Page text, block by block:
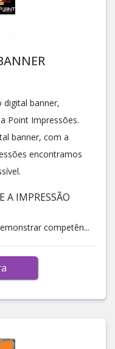
digital banner,
Point Impressões.
banner, com a
encontramos
A IMPRESSÃO
competên...